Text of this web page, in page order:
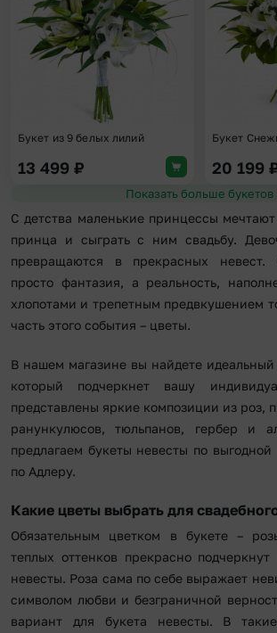
Букет из 9 белых лилий
13 499 ₽
Букет
20 199
Показать больше букетов
С детства маленькие принцессы мечтают
принца и сыграть с ним свадьбу.
превращаются в прекрасных
просто фантазия, а реальность,
хлопотами и трепетным предвкушением
часть этого события – цветы.
В нашем магазине вы найдете идеальный
который подчеркнет вашу
представлены яркие композиции из роз,
ранункулюсов, тюльпанов, гербер и
предлагаем букеты невесты по
по Адлеру.
Какие цветы выбрать для
Обязательным цветком в букете –
теплых оттенков прекрасно
невесты. Роза сама по себе выражает
символом любви и безграничной
вариант для букета невесты. В